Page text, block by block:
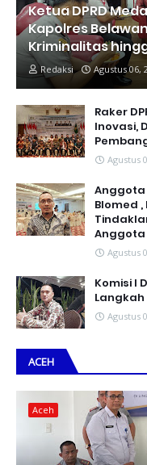
Ketua DPRD
Kapolres
Kriminalitas
Redaksi Agustus 06,
Raker
Inovasi,
Agustus
Anggota
Blomed
Anggota
Agustus
Komisi I
Langkah
Agustus
ACEH
Aceh